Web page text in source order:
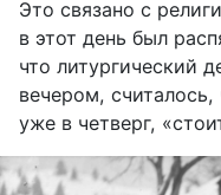
Это связано с
в этот день был
что литургический
вечером,
уже в четверг,